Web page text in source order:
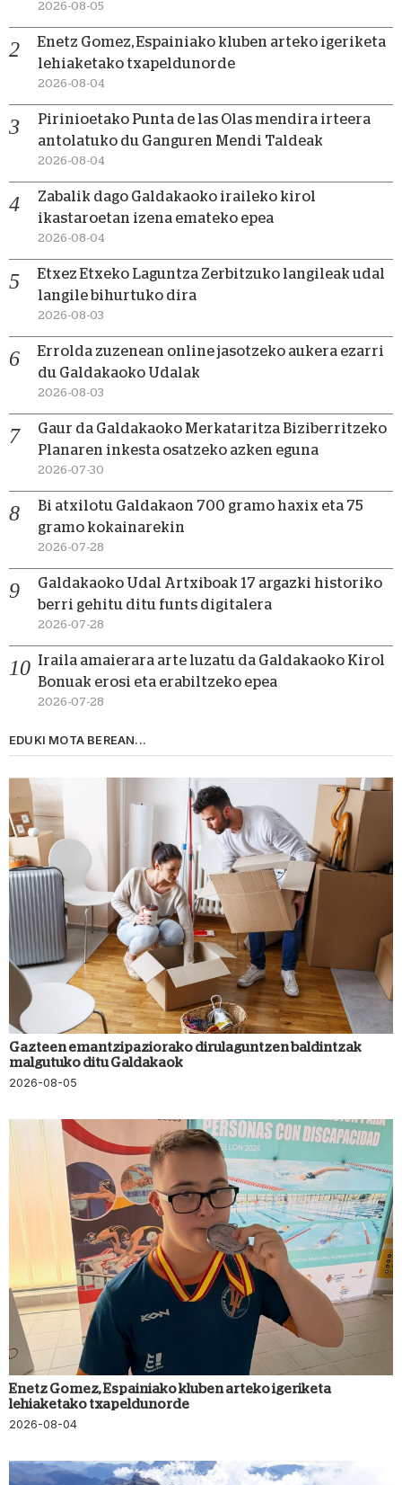
2026-08-05
Enetz Gomez, Espainiako kluben arteko igeriketa
lehiaketako txapeldunorde
2026-08-04
Pirinioetako Punta de las Olas mendira irteera
antolatuko du Ganguren Mendi Taldeak
2026-08-04
Zabalik dago Galdakaoko iraileko kirol
ikastaroetan izena emateko epea
2026-08-04
Etxez Etxeko Laguntza Zerbitzuko langileak udal
langile bihurtuko dira
2026-08-03
Errolda zuzenean online jasotzeko aukera ezarri
du Galdakaoko Udalak
2026-08-03
Gaur da Galdakaoko Merkataritza Biziberritzeko
Planaren inkesta osatzeko azken eguna
2026-07-30
Bi atxilotu Galdakaon 700 gramo haxix eta 75
gramo kokainarekin
2026-07-28
Galdakaoko Udal Artxiboak 17 argazki historiko
berri gehitu ditu funts digitalera
2026-07-28
Iraila amaierara arte luzatu da Galdakaoko Kirol
Bonuak erosi eta erabiltzeko epea
2026-07-28
EDUKI MOTA BEREAN...
Gazteen emantzipaziorako dirulaguntzen baldintzak
malgutuko ditu Galdakaok
2026-08-05
Enetz Gomez, Espainiako kluben arteko igeriketa
lehiaketako txapeldunorde
2026-08-04